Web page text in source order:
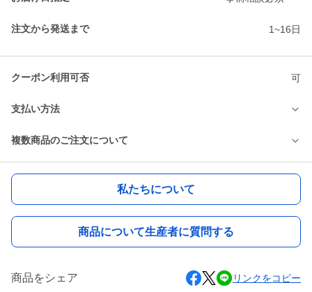
注文から発送まで 1~16日
クーポン利用可否 可
支払い方法
複数商品のご注文について
私たちについて
商品について生産者に質問する
商品をシェア リンクをコピー